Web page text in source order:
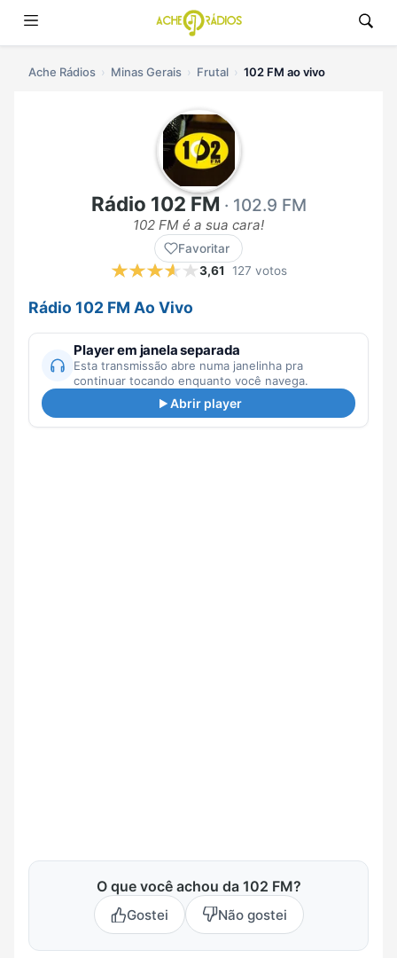
Ache Rádios Minas Gerais Frutal 102 FM ao vivo
Rádio 102 FM · 102.9 FM
102 FM é a sua cara!
Favoritar
3,61
127 votos
Rádio 102 FM Ao Vivo
Player em janela separada
Esta transmissão abre numa janelinha pra
continuar tocando enquanto você navega.
Abrir player
O que você achou da 102 FM?
Gostei Não gostei